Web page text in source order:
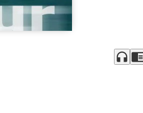
headphones